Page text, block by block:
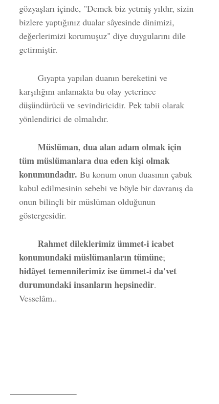
gözyaşları içinde, "Demek biz yetmiş yıldır, sizin
bizlere yaptığınız dualar sâyesinde dinimizi,
değerlerimizi korumuşuz" diye duygularını dile
getirmiştir.
Gıyapta yapılan duanın bereketini ve
karşılığını anlamakta bu olay yeterince
düşündürücü ve sevindiricidir. Pek tabii olarak
yönlendirici de olmalıdır.
Müslüman, dua alan adam olmak için
tüm müslümanlara dua eden kişi olmak
konumundadır. Bu konum onun duasının çabuk
kabul edilmesinin sebebi ve böyle bir davranış da
onun bilinçli bir müslüman olduğunun
göstergesidir.
Rahmet dileklerimiz ümmet-i icabet
konumundaki müslümanların tümüne;
hidâyet temennilerimiz ise ümmet-i da'vet
durumundaki insanların hepsinedir.
Vesselâm..